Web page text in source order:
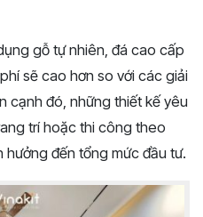
gỗ tự nhiên, đá cao cấp
sẽ cao hơn so với các giải
cạnh đó, những thiết kế yêu
trí hoặc thi công theo
đến tổng mức đầu tư.